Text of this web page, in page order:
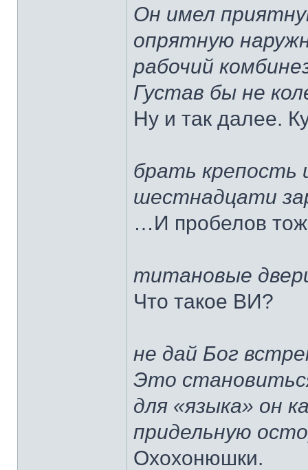
Он имел
опрятную
рабочий
Густав бы не
Ну и так далее.
брать крепость
шестнадцати
…И пробелов
титановые
Что такое ВИ?
не дай Бог
Это
для «языка» он
придельную
Охохонюшки.